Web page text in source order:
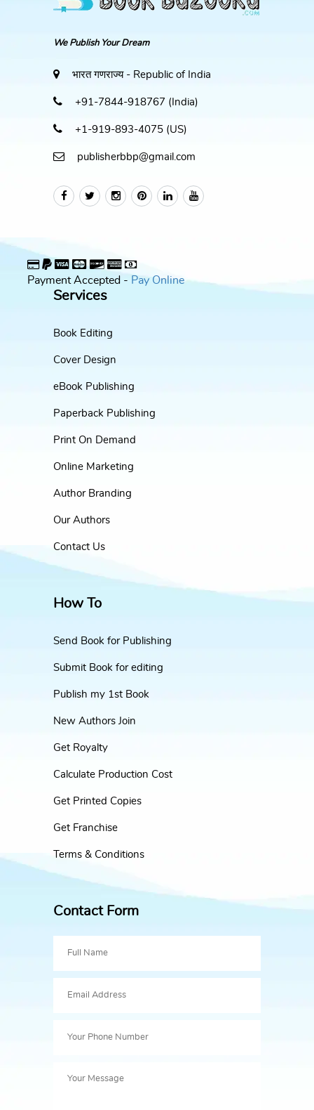
We Publish Your Dream
भारत गणराज्य - Republic of India
+91-7844-918767 (India)
+1-919-893-4075 (US)
publisherbbp@gmail.com
Payment Accepted - Pay Online
Services
Book Editing
Cover Design
eBook Publishing
Paperback Publishing
Print On Demand
Online Marketing
Author Branding
Our Authors
Contact Us
How To
Send Book for Publishing
Submit Book for editing
Publish my 1st Book
New Authors Join
Get Royalty
Calculate Production Cost
Get Printed Copies
Get Franchise
Terms & Conditions
Contact Form